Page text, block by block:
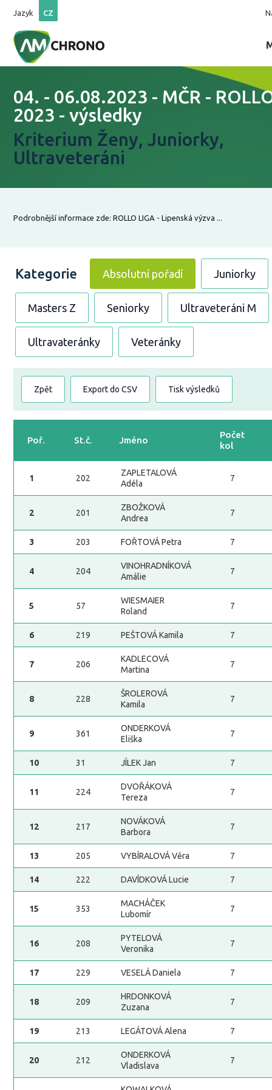
Jazyk CZ
04. - 06.08.2023 - MČR -
2023 - výsledky
Kriterium Ženy, Juniorky,
Ultraveteráni
Podrobnější informace zde: ROLLO LIGA - Lipenská výzva ...
Kategorie Absolutní pořadí Juniorky
Masters Z Seniorky Ultraveteráni M
Ultravateránky Veteránky
Zpět Export do CSV Tisk výsledků
Poř. St.č. Jméno
Počet
kol
1 202
ZAPLETALOVÁ
Adéla
7
2 201
ZBOŽKOVÁ
Andrea
7
3 203 FOŘTOVÁ Petra 7
4 204
VINOHRADNÍKOVÁ
Amálie
7
5 57
WIESMAIER
Roland
7
6 219 PEŠTOVÁ Kamila 7
7 206
KADLECOVÁ
Martina
7
8 228
ŠROLEROVÁ
Kamila
7
9 361
ONDERKOVÁ
Eliška
7
10 31 JÍLEK Jan 7
11 224
DVOŘÁKOVÁ
Tereza
7
12 217
NOVÁKOVÁ
Barbora
7
13 205 VYBÍRALOVÁ Věra 7
14 222 DAVÍDKOVÁ Lucie 7
15 353
MACHÁČEK
Lubomír
7
16 208
PYTELOVÁ
Veronika
7
17 229 VESELÁ Daniela 7
18 209
HRDONKOVÁ
Zuzana
7
19 213 LEGÁTOVÁ Alena 7
20 212
ONDERKOVÁ
Vladislava
7